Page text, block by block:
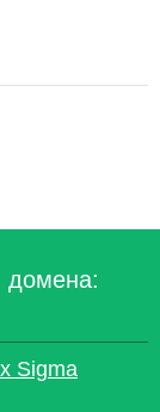
домена:
Sigma